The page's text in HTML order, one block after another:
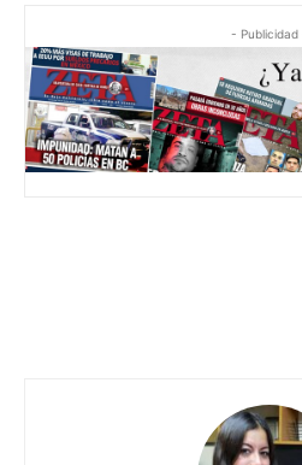
- Publicidad